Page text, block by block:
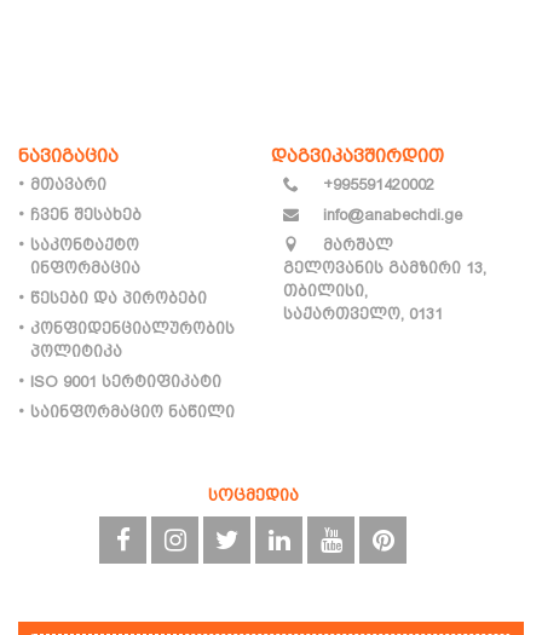
ნავიგაცია
მთავარი
ჩვენ შესახებ
საკონტაქტო
ინფორმაცია
წესები და პირობები
კონფიდენციალურობის
პოლიტიკა
ISO 9001 სერტიფიკატი
საინფორმაციო ნაწილი
დაგვიკავშირდით
+995591420002
info@anabechdi.ge
მარშალ
გელოვანის გამზირი 13,
თბილისი,
საქართველო, 0131
სოცმედია